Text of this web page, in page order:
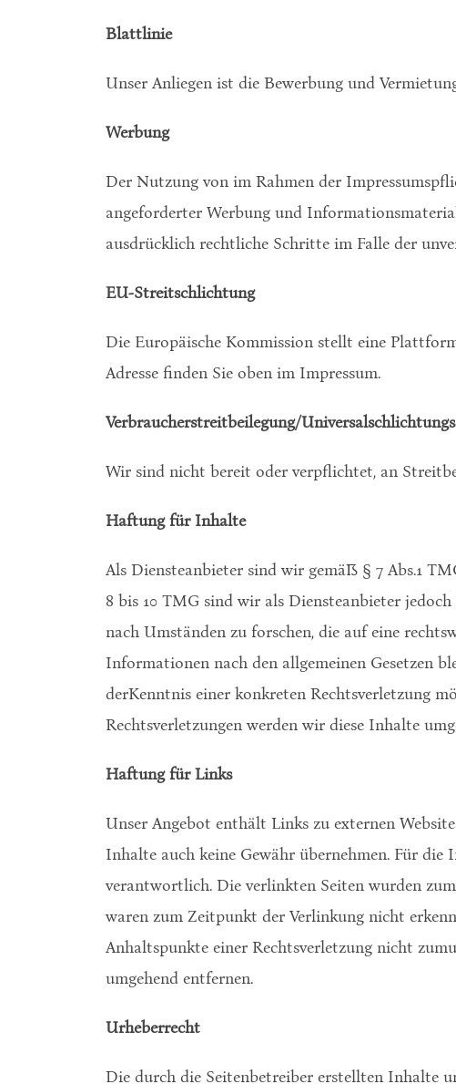
Blattlinie
Unser Anliegen ist die Bewerbung und
Werbung
Der Nutzung von im Rahmen der
angeforderter Werbung und
ausdrücklich rechtliche Schritte im Falle der
EU-Streitschlichtung
Die Europäische Kommission stellt eine
Adresse finden Sie oben im Impressum.
Verbraucher­streit­beilegung/
Wir sind nicht bereit oder verpflichtet, an
Haftung für Inhalte
Als Diensteanbieter sind wir gemäß § 7 Abs.1
8 bis 10 TMG sind wir als Diensteanbieter
nach Umständen zu forschen, die auf eine
Informationen nach den allgemeinen Gesetzen
derKenntnis einer konkreten Rechtsverletzung
Rechtsverletzungen werden wir diese Inhalte
Haftung für Links
Unser Angebot enthält Links zu externen
Inhalte auch keine Gewähr übernehmen. Für
verantwortlich. Die verlinkten Seiten wurden
waren zum Zeitpunkt der Verlinkung nicht
Anhaltspunkte einer Rechtsverletzung nicht
umgehend entfernen.
Urheberrecht
Die durch die Seitenbetreiber erstellten Inhalte